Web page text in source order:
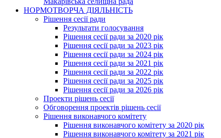
НОРМОТВОРЧА ДІЯЛЬНІСТЬ
Рішення сесії ради
Результати голосування
Рішення сесії ради за 2020 рік
Рішення сесії ради за 2023 рік
Рішення сесії ради за 2024 рік
Рішення сесії ради за 2021 рік
Рішення сесії ради за 2022 рік
Рішення сесії ради за 2025 рік
Рішення сесії ради за 2026 рік
Проекти рішень сесії
Обговорення проектів рішень сесії
Рішення виконавчого комітету
Рішення виконавчого комітету за 2020 рік
Рішення виконавчого комітету за 2021 рік